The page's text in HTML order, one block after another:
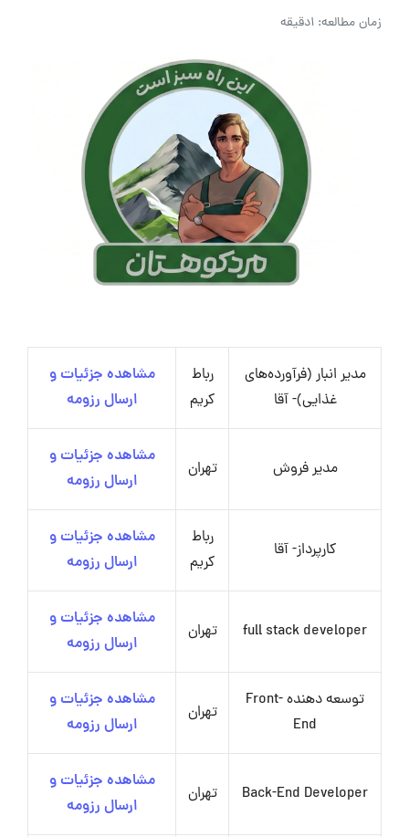
زمان مطالعه: 1دقیقه
مدیر انبار (فرآورده‌های
غذایی)- آقا
رباط
کریم
مشاهده جزئیات و
ارسال رزومه
مدیر فروش تهران
مشاهده جزئیات و
ارسال رزومه
کارپرداز- آقا
رباط
کریم
مشاهده جزئیات و
ارسال رزومه
full stack developer تهران
مشاهده جزئیات و
ارسال رزومه
توسعه دهنده Front-
End
تهران
مشاهده جزئیات و
ارسال رزومه
Back-End Developer تهران
مشاهده جزئیات و
ارسال رزومه